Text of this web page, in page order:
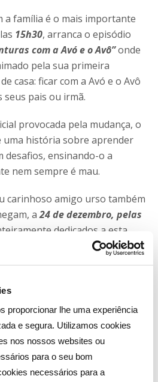
proporcionar lhe uma experiência
e segura. Utilizamos cookies
nos nossos websites ou
para o seu bom
necessários para a
a família é o mais importante
15h30, arranca o episódio
com a Avó e o Avô”onde
pela sua primeira
casa: ficar com a Avó e o Avô
seus pais ou irmã.
provocada pela mudança, o
uma história sobre aprender
desafios, ensinando-o a
nem sempre é mau.
carinhoso amigo urso também
a24 de dezembro, pelas
dedicados a esta
de magia, contos de Natal e
aterram no canal com quatro
os mais pequenos vão ficar a
outro lado do mundo, conhecer
ou como é a neve no deserto.
perfeito, a25 de dezembro, pelas